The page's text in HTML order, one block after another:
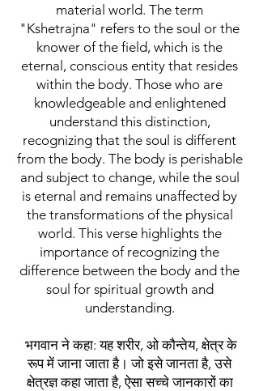
material world. The term
"Kshetrajna" refers to the soul or the
knower of the field, which is the
eternal, conscious entity that resides
within the body. Those who are
knowledgeable and enlightened
understand this distinction,
recognizing that the soul is different
from the body. The body is perishable
and subject to change, while the soul
is eternal and remains unaffected by
the transformations of the physical
world. This verse highlights the
importance of recognizing the
difference between the body and the
soul for spiritual growth and
understanding.
भगवान ने कहा: यह शरीर, ओ कौन्तेय, क्षेत्र के
रूप में जाना जाता है। जो इसे जानता है, उसे
क्षेत्रज्ञ कहा जाता है, ऐसा सच्चे जानकारों का